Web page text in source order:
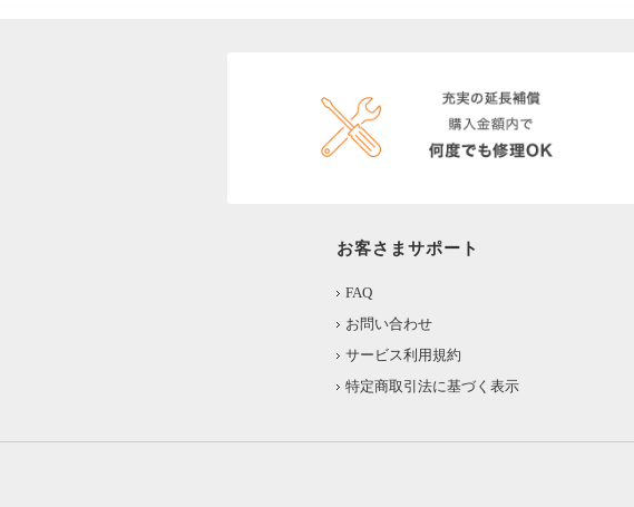
お客さまサポート
FAQ
お問い合わせ
サービス利用規約
特定商取引法に基づく表示